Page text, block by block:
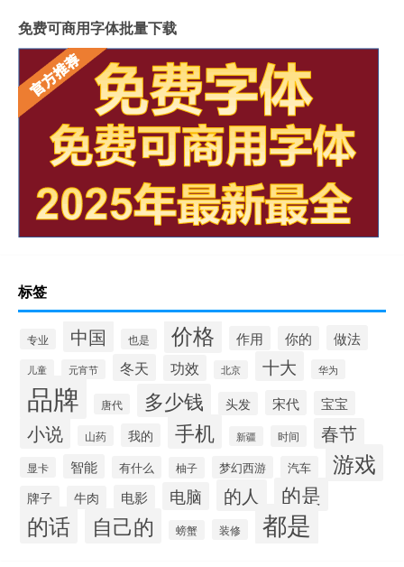
免费可商用字体批量下载
标签
专业 中国 也是 价格 作用 你的 做法
儿童 元宵节 冬天 功效 北京 十大 华为
品牌 唐代 多少钱 头发 宋代 宝宝
小说 山药 我的 手机 新疆 时间 春节
显卡 智能 有什么 柚子 梦幻西游 汽车 游戏
牌子 牛肉 电影 电脑 的人 的是
的话 自己的 螃蟹 装修 都是